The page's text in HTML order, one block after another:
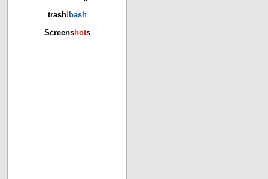
trash! bash
Screenshots